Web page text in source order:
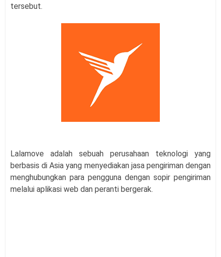
tersebut.
Lalamove adalah sebuah perusahaan teknologi yang
berbasis di Asia yang menyediakan jasa pengiriman dengan
menghubungkan para pengguna dengan sopir pengiriman
melalui aplikasi web dan peranti bergerak.